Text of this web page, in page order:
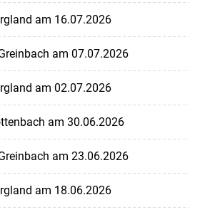
am 16.07.2026
am 07.07.2026
am 02.07.2026
am 30.06.2026
am 23.06.2026
am 18.06.2026